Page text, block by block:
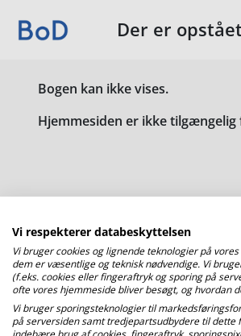
Der er
Bogen kan ikke vises.
Hjemmesiden er ikke
Vi respekterer databeskyttelsen
Vi bruger cookies og lignende teknologier på
dem er væsentlige og teknisk nødvendige. Vi
(f.eks. cookies eller fingeraftryk og sporing på
ofte vores hjemmeside bliver besøgt, og hvordan
Vi bruger sporingsteknologier til
på serversiden samt tredjepartsudbydere til dette